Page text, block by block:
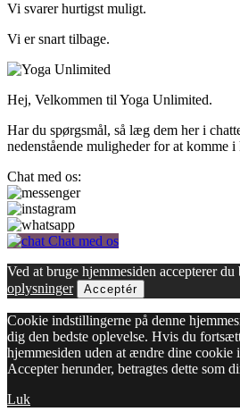
Vi svarer hurtigst muligt.
Vi er snart tilbage.
Hej, Velkommen til Yoga Unlimited.
Har du spørgsmål, så læg dem her i
nedenstående muligheder for at komme i
Chat med os:
Chat med os
Ved at bruge hjemmesiden accepterer
oplysninger
Acceptér
Cookie indstillingerne på denne
dig den bedste oplevelse. Hvis du
hjemmesiden uden at ændre dine
Accepter herunder, betragtes dette som
Luk